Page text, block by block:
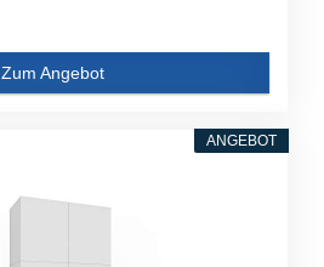
Zum Angebot
ANGEBOT